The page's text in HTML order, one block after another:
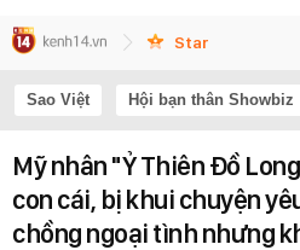
Star
Sao Việt Hội bạn thân Showbiz
Mỹ nhân "Ỷ Thiên Đồ
con cái, bị khui chuyện
chồng ngoại tình nhưng